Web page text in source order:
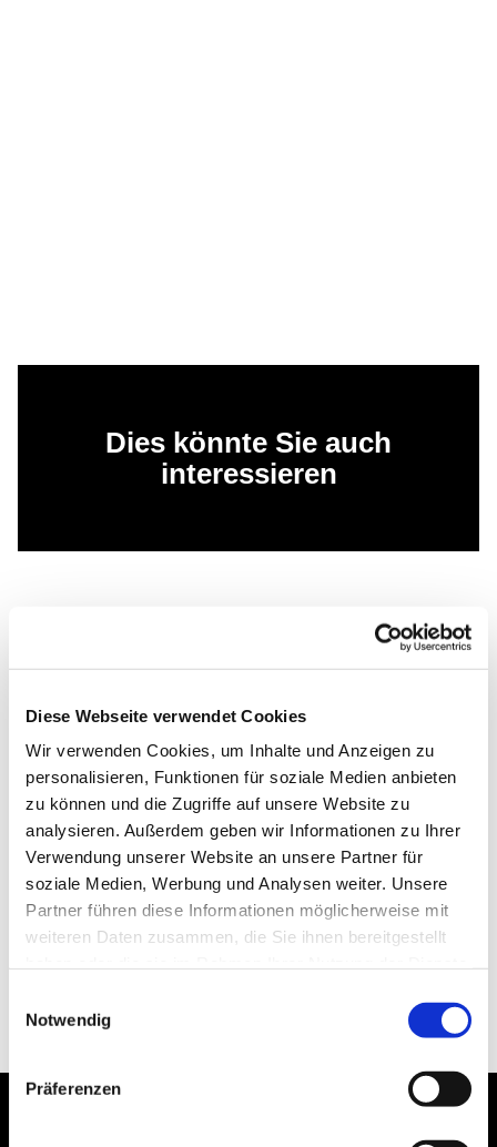
Diese Webseite verwendet Cookies
Wir verwenden Cookies, um Inhalte und Anzeigen zu
personalisieren, Funktionen für soziale Medien anbieten
zu können und die Zugriffe auf unsere Website zu
analysieren. Außerdem geben wir Informationen zu Ihrer
Verwendung unserer Website an unsere Partner für
soziale Medien, Werbung und Analysen weiter. Unsere
Partner führen diese Informationen möglicherweise mit
weiteren Daten zusammen, die Sie ihnen bereitgestellt
Notwendig
Präferenzen
Dies könnte Sie auch
interessieren